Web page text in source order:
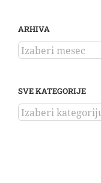
ARHIVA
ARHIVA
SVE KATEGORIJE
SVE
KATEGORIJE